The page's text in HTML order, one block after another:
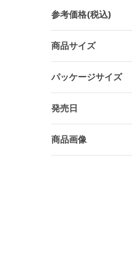
参考価格(税込)
商品サイズ
パッケージサイズ
発売日
商品画像